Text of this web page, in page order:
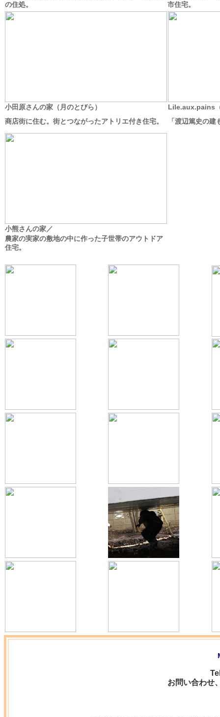
の住処。
市住宅。
小田原さんの家（月のとびら）
Lile.aux.pains
商店街に住む。街とつながったアトリエ付き住宅。
「渡辺篤史の
小熊さんの家／
農家の実家の敷地の中に作った子世帯のアウトドア
住宅。
お問い合わせ